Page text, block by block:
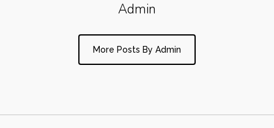
Admin
More Posts By Admin